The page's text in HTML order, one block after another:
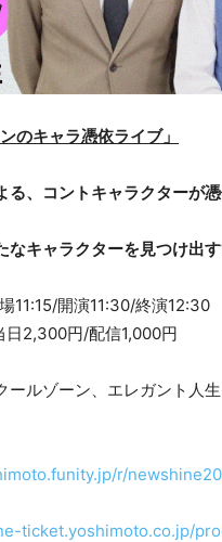
キャラ憑依ライブ」
る、コントキャラクターが
なキャラクターを見つけ出す
11:15/開演11:30/終演12:30
日2,300円/配信1,000円
ールゾーン、エレガント人生
r/
ticket.yoshimoto.co.jp/